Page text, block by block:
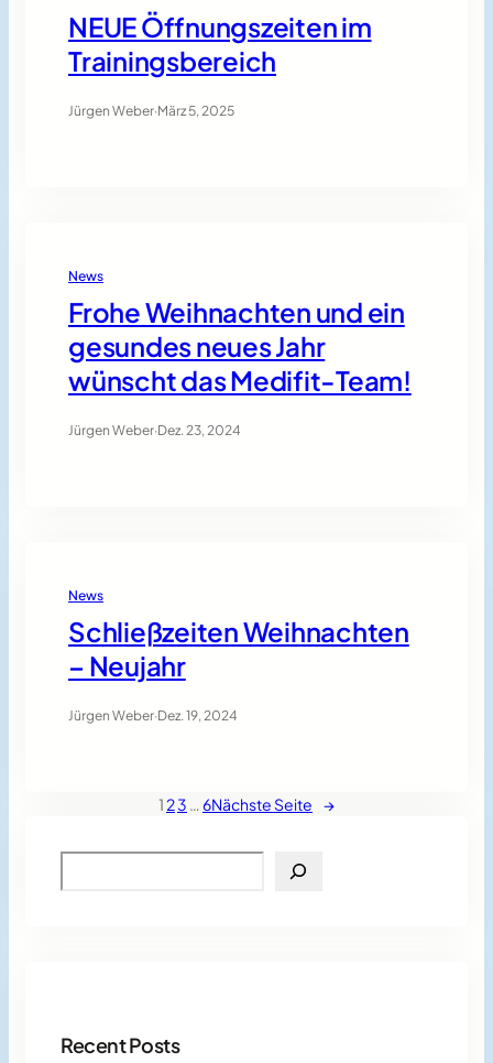
NEUE Öffnungszeiten im
Trainingsbereich
Jürgen Weber·März 5, 2025
News
Frohe Weihnachten und ein
gesundes neues Jahr
wünscht das Medifit-Team!
Jürgen Weber·Dez. 23, 2024
News
Schließzeiten Weihnachten
– Neujahr
Jürgen Weber·Dez. 19, 2024
1 23 … 6Nächste Seite →
e
Recent Posts